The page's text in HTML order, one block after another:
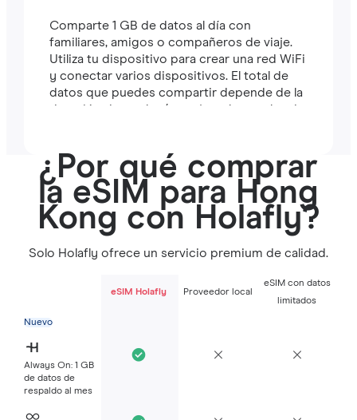
Comparte 1 GB de datos al día con
familiares, amigos o compañeros de viaje.
Utiliza tu dispositivo para crear una red WiFi
y conectar varios dispositivos. El total de
datos que puedes compartir depende de la
duración de tu plan (por ejemplo, un plan de
¿Por qué comprar
la eSIM para Hong
Kong con Holafly?
Solo Holafly ofrece un servicio premium de calidad.
eSIM Holafly Proveedor local
eSIM con datos
limitados
Nuevo
Always On: 1 GB
de datos de
respaldo al mes